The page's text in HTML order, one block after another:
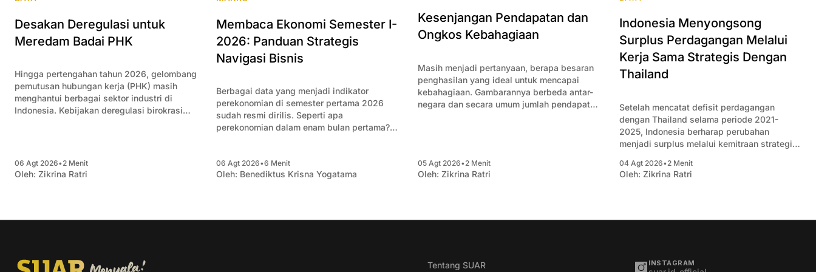
Desakan Deregulasi untuk
Meredam Badai PHK
Hingga pertengahan tahun 2026, gelombang
pemutusan hubungan kerja (PHK) masih
menghantui berbagai sektor industri di
Indonesia. Kebijakan deregulasi birokrasi
06 Agt 2026•2 Menit
Oleh: Zikrina Ratri
Membaca Ekonomi Semester I-
2026: Panduan Strategis
Navigasi Bisnis
Berbagai data yang menjadi indikator
perekonomian di semester pertama 2026
sudah resmi dirilis. Seperti apa
perekonomian dalam enam bulan pertama?
bagi pengusaha.
06 Agt 2026•6 Menit
Oleh: Benediktus Krisna Yogatama
Kesenjangan Pendapatan dan
Ongkos Kebahagiaan
Masih menjadi pertanyaan, berapa besaran
penghasilan yang ideal untuk mencapai
kebahagiaan. Gambarannya berbeda antar-
negara dan secara umum jumlah pendapatan
05 Agt 2026•2 Menit
Oleh: Zikrina Ratri
Indonesia Menyongsong
Surplus Perdagangan Melalui
Kerja Sama Strategis Dengan
Thailand
Setelah mencatat defisit perdagangan
dengan Thailand selama periode 2021-
2025, Indonesia berharap perubahan
menjadi surplus melalui kemitraan strategis
04 Agt 2026•2 Menit
Oleh: Zikrina Ratri
Tentang SUAR
INSTAGRAM